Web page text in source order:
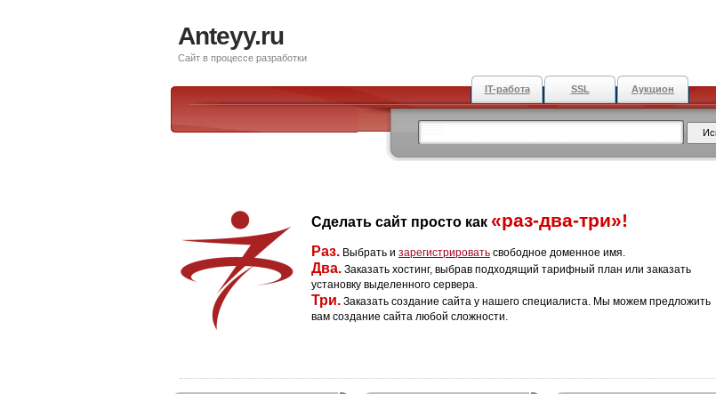
Anteyy.ru
Сайт в процессе разработки
IT-работа SSL Аукцион
Сделать сайт просто как «раз-два-три»!
Раз. Выбрать и зарегистрировать свободное доменное имя.
Два. Заказать хостинг, выбрав подходящий тарифный план или заказать
установку выделенного сервера.
Три. Заказать создание сайта у нашего специалиста. Мы можем предложить
вам создание сайта любой сложности.